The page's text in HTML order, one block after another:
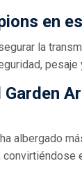
en
la
pesaje
albergado